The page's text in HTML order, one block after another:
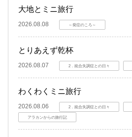
大地とミニ旅行
2026.08.08 ～発症のころ～
とりあえず乾杯
2026.08.07 2．統合失調症との日々
わくわくミニ旅行
2026.08.06 2．統合失調症との日々
アラカンからの旅行記